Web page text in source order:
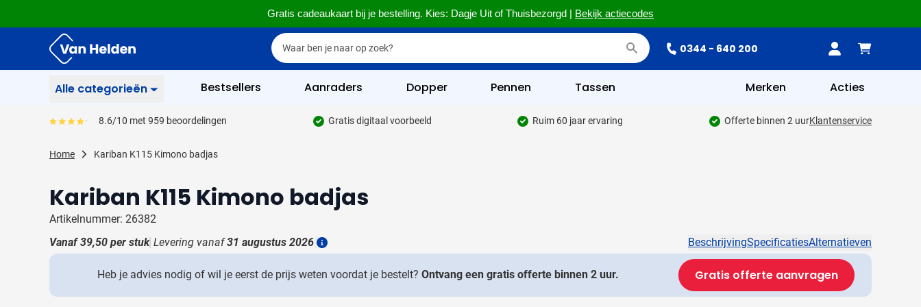
Gratis cadeaukaart bij je bestelling. Kies: Dagje Uit of Thuisbezorgd | Bekijk actiecodes
Ga naar de inhoud Zoek
Zoek
0344 - 640 200
Alle categorieën
Schrijfwaren
Toon submenu voor Zakelijk & Kantoor categorie
Toon submenu voor Drinkwaren categorie
Weggevertjes
Toon submenu voor Multimedia categorie
Tassen
Toon submenu voor Tassen categorie
Gereedschap & Veiligheid
Toon submenu voor Gereedschap & Veiligheid categorie
Bestsellers Aanraders Dopper Pennen Tassen Merken Acties
Gemiddeld reviewpercentage is 86
8.6/10 met 959 beoordelingen Gratis digitaal voorbeeld Ruim 60 jaar ervaring Offerte binnen 2 uurKlantenservice
Home Kariban K115 Kimono badjas
Kariban K115 Kimono badjas
Artikelnummer: 26382
Vanaf39,50 per stuk Levering vanaf31 augustus 2026
Details
BeschrijvingSpecificatiesAlternatieven
Heb je advies nodig of wil je eerst de prijs weten voordat je bestelt? Ontvang een gratis offerte binnen 2 uur. Gratis offerte aanvragen